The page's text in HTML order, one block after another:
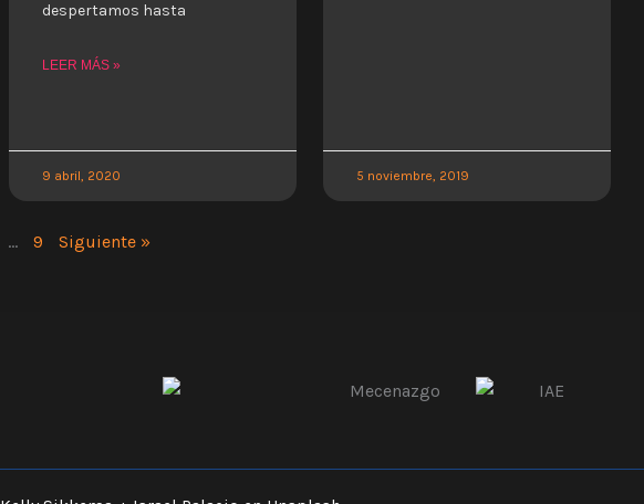
despertamos hasta
LEER MÁS »
9 abril, 2020 5 noviembre, 2019
… 9 Siguiente »